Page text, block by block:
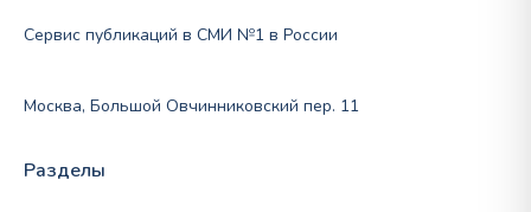
Сервис публикаций в СМИ №1 в России
Москва, Большой Овчинниковский пер. 11
Разделы